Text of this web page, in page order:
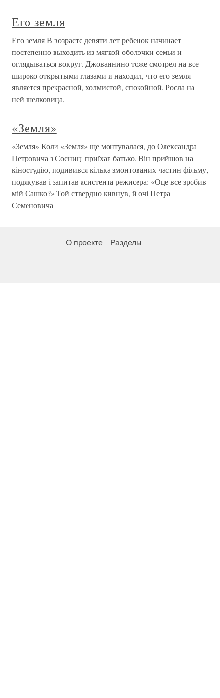
Его земля
Его земля В возрасте девяти лет ребенок начинает
постепенно выходить из мягкой оболочки семьи и
оглядываться вокруг. Джованнино тоже смотрел на все
широко открытыми глазами и находил, что его земля
является прекрасной, холмистой, спокойной. Росла на
ней шелковица,
«Земля»
«Земля» Коли «Земля» ще монтувалася, до Олександра
Петровича з Сосниці приїхав батько. Він прийшов на
кіностудію, подивився кілька змонтованих частин фільму,
подякував і запитав асистента режисера: «Оце все зробив
мій Сашко?» Той ствердно кивнув, й очі Петра
Семеновича
О проекте Разделы